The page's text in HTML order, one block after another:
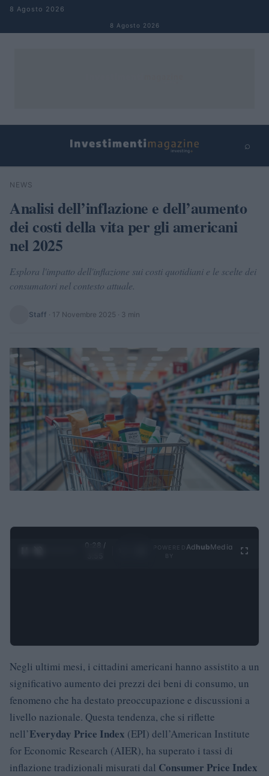
Salta al contenuto
8 Agosto 2026
8 Agosto 2026
⌕
Cerca
NEWS
Analisi dell’inflazione e dell’aumento
dei costi della vita per gli americani
nel 2025
Esplora l'impatto dell'inflazione sui costi quotidiani e le scelte dei
consumatori nel contesto attuale.
Staff · 17 Novembre 2025 · 3 min
0:29 /
Ad hubMedia
Negli ultimi mesi, i cittadini americani hanno assistito a un
significativo aumento dei prezzi dei beni di consumo, un
fenomeno che ha destato preoccupazione e discussioni a
livello nazionale. Questa tendenza, che si riflette
nell’Everyday Price Index (EPI) dell’American Institute
for Economic Research (AIER), ha superato i tassi di
inflazione tradizionali misurati dal Consumer Price Index